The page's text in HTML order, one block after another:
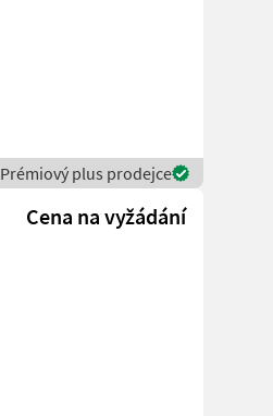
Prémiový plus prodejce
Cena na vyžádání